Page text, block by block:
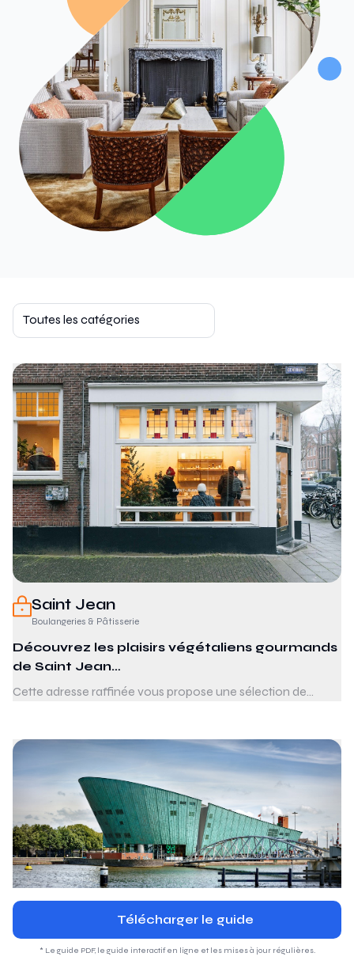
Télécharger le guide
* Le guide PDF, le guide interactif en ligne et les mises à jour régulières.
Toutes les catégories
Saint Jean
Boulangeries & Pâtisserie
Découvrez les plaisirs végétaliens gourmands
de Saint Jean…
Cette adresse raffinée vous propose une sélection de
spécialité. Un endroit où se rencontrent bien-être et
gourmandise, offrant une atmosphère moderne et
conviviale, idéale pour les amateurs de douceurs.